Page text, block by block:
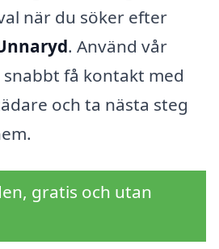
när du söker efter
. Använd vår
få kontakt med
och ta nästa steg
gratis och utan